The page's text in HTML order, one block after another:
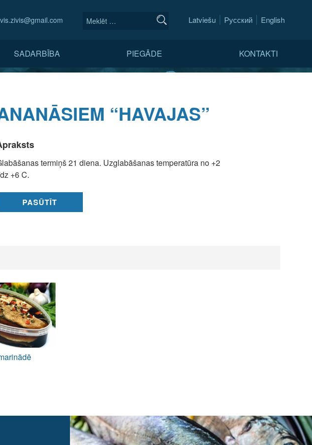
Latviešu Русский English
SADARBĪBA PIEGĀDE KONTAKTI
“HAVAJAS”
termiņš 21 diena. Uzglabāšanas temperatūra no +2
+6 C.
PASŪTĪT